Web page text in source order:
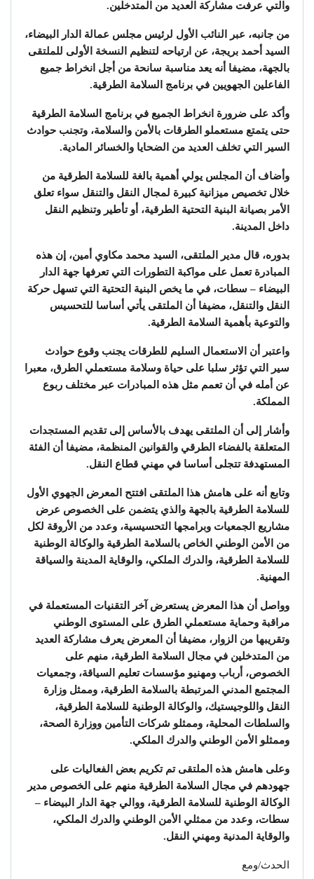
والتي عرفت مشاركة العديد من المتدخلين.
من جانبه، عبر النائب الأول لرئيس مجلس عمالة الدار البيضاء،
السيد أحمد بريجة، عن ارتياحه لتنظيم النسخة الأولى للملتقى
بالجهة، مضيفا أنه يعد مناسبة سانحة من أجل انخراط جميع
الفاعلين الجهويين في برنامج السلامة الطرقية.
وأكد على ضرورة انخراط الجميع في برنامج السلامة الطرقية
حتى يتمتع مستعملو الطرقات بالأمن والسلامة، وتجنب حوادث
السير التي تخلف العديد من الضحايا والخسائر المادية.
وأضاف أن المجلس يولي أهمية بالغة للسلامة الطرقية من
خلال تخصيص ميزانية كبيرة لمجال النقل والتنقل سواء تعلق
الأمر بصيانة البنية التحتية الطرقية، أو تأطير وتنظيم النقل
داخل المدينة.
بدوره، قال مدير الملتقى، السيد محمد مكاوي أمين، إن هذه
المبادرة تعمل على مواكبة التطورات التي تعرفها جهة الدار
البيضاء – سطات، في ما يخص البنية التحتية التي تسهل حركة
النقل والتنقل، مضيفا أن الملتقى يأتي أساسا للتحسيس
والتوعية بأهمية السلامة الطرقية.
واعتبر أن الاستعمال السليم للطرقات يجنب وقوع حوادث
سير التي تؤثر سلبا على حياة وسلامة مستعملي الطرق، معبرا
عن أمله في أن تعمم مثل هذه المبادرات عبر مختلف ربوع
المملكة.
وأشار إلى أن الملتقى يهدف بالأساس إلى تقديم المستجدات
المتعلقة بالفضاء الطرقي والقوانين المنظمة، مضيفا أن الفئة
المستهدفة تتجلى أساسا في مهني قطاع النقل.
وتابع أنه على هامش هذا الملتقى افتتح المعرض الجهوي الأول
للسلامة الطرقية بالجهة والذي يتضمن على الخصوص عرض
مشاريع الجمعيات وبرامجها التحسيسية، وعدد من الأروقة لكل
من الأمن الوطني الخاص بالسلامة الطرقية والوكالة الوطنية
للسلامة الطرقية، والدرك الملكي، والوقاية المدينة والسياقة
المهنية.
وواصل أن هذا المعرض يستعرض آخر التقنيات المستعملة في
مراقبة وحماية مستعملي الطرق على المستوى الوطني
وتقريبها من الزوار، مضيفا أن المعرض يعرف مشاركة العديد
من المتدخلين في مجال السلامة الطرقية، منهم على
الخصوص، أرباب ومهنيو مؤسسات تعليم السياقة، وجمعيات
المجتمع المدني المرتبطة بالسلامة الطرقية، وممثل وزارة
النقل واللوجيستيك، والوكالة الوطنية للسلامة الطرقية،
والسلطات المحلية، وممثلو شركات التأمين ووزارة الصحة،
وممثلو الأمن الوطني والدرك الملكي.
وعلى هامش هذه الملتقى تم تكريم بعض الفعاليات على
جهودهم في مجال السلامة الطرقية منهم على الخصوص مدير
الوكالة الوطنية للسلامة الطرقية، ووالي جهة الدار البيضاء –
سطات، وعدد من ممثلي الأمن الوطني والدرك الملكي،
والوقاية المدنية ومهني النقل.
الحدث/ومع